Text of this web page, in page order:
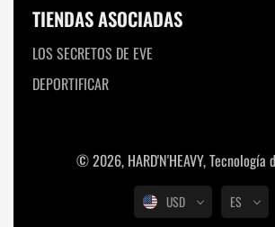
TIENDAS ASOCIADAS
LOS SECRETOS DE EVE
DEPORTIFICAR
© 2026, HARD'N'HEAVY,Tecnología
USD ES